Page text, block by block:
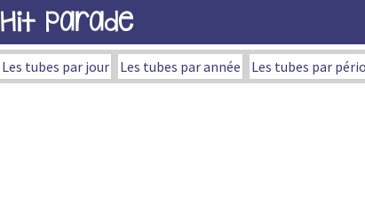
Hit Parade
Les tubes par jour Les tubes par année Les tubes par